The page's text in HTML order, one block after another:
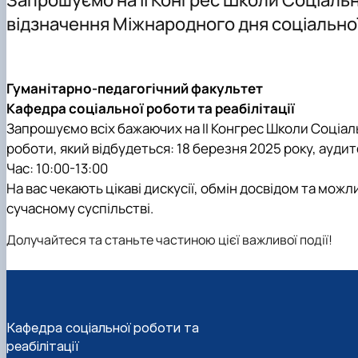
Опитування
Цифрова бібліотека
Роботодавці
Спеціальності аспірантури
Як стати студентом?
Підготовчі курси до НМТ
Підготовчі курси до ЄВІ
Правила прийому 2026
Контактні дані
Обговорення ОПП "Соціальна робота" 2026
Практичне навчання
На допомогу здобувачам вищої освіти
Неформальна освіта
Наукові гуртки
Наукове стажування
відзначення Міжнародного дня
Гуманітарно-педагогічний факультет
Кафедра соціальної роботи та реабілітації
Запрошуємо всіх бажаючих на ІІ Конгрес Школи
роботи, який відбудеться: 18 березня 2025 року,
Час: 10:00-13:00
На вас чекають цікаві дискусії, обмін досвідом та
сучасному суспільстві.
Долучайтеся та станьте частиною цієї важливої події!
Кафедра соціальної роботи та
реабілітації